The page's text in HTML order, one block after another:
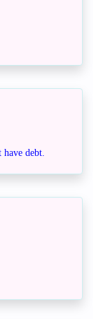
debt.